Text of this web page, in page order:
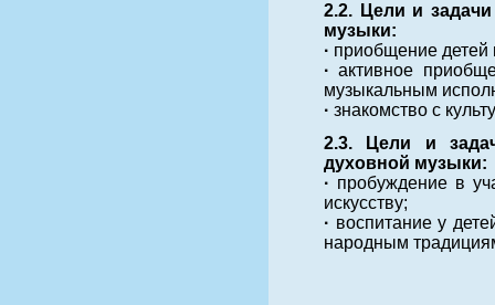
2.2. Цели и
музыки:
· приобщение детей
·активное
музыкальным
· знакомство с
2.3. Цели и
духовной музыки:
· пробуждение в
искусству;
· воспитание у
народным